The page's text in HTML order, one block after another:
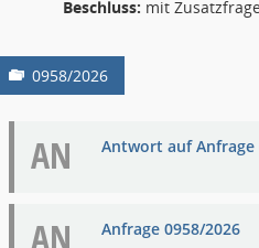
Beschluss: mit
0958/2026
AN Antwort auf
AN Anfrage 0958/2026